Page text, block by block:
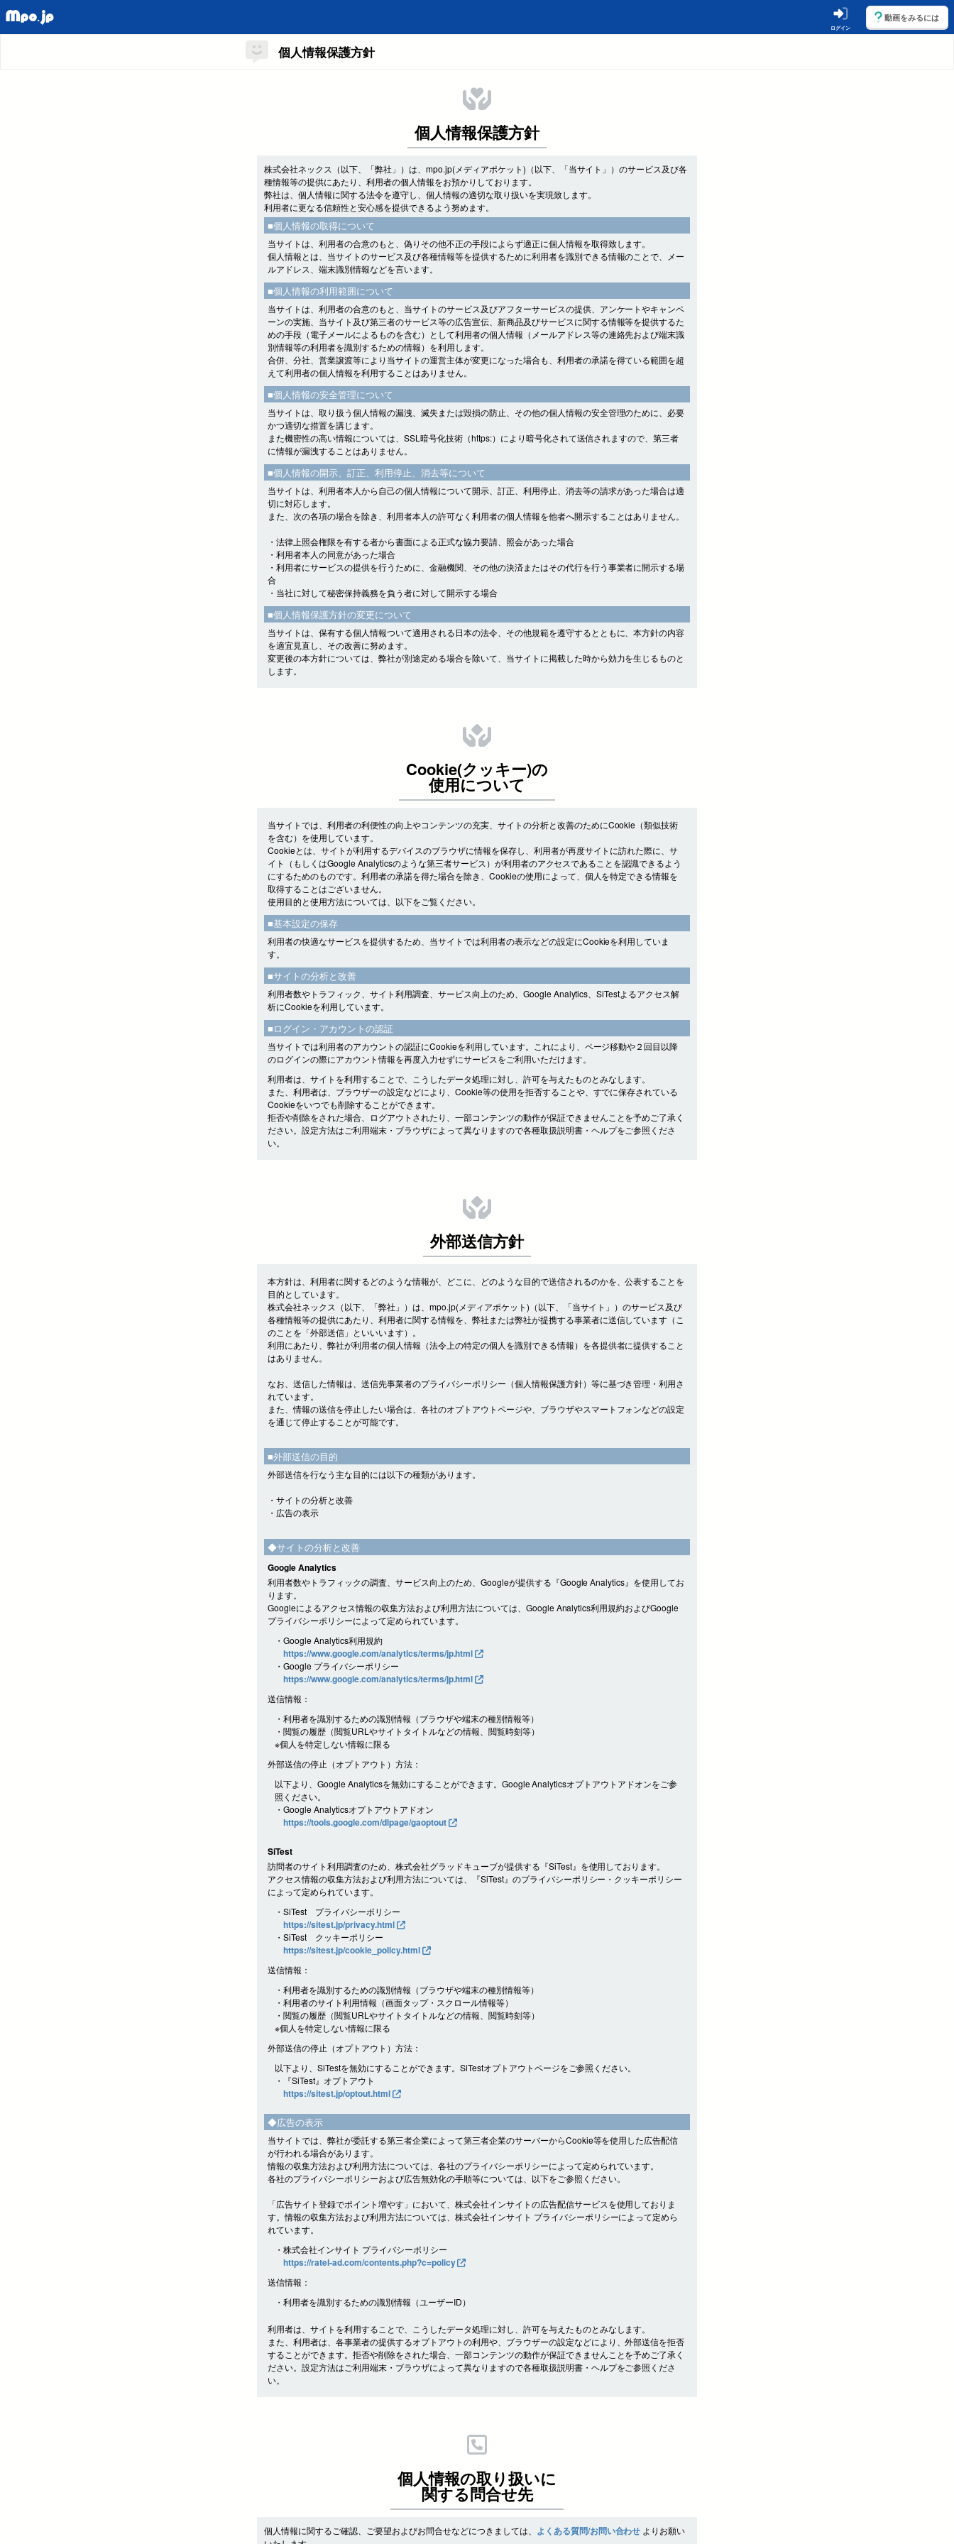
ログイン
動画をみるには
個人情報保護方針
個人情報保護方針
株式会社ネックス（以下、「弊社」）は、mpo.jp(メディアポケット)（以下、「当サイト」）のサービス及び各
種情報等の提供にあたり、利用者の個人情報をお預かりしております。
弊社は、個人情報に関する法令を遵守し、個人情報の適切な取り扱いを実現致します。
利用者に更なる信頼性と安心感を提供できるよう努めます。
■個人情報の取得について
当サイトは、利用者の合意のもと、偽りその他不正の手段によらず適正に個人情報を取得致します。
個人情報とは、当サイトのサービス及び各種情報等を提供するために利用者を識別できる情報のことで、メー
ルアドレス、端末識別情報などを言います。
■個人情報の利用範囲について
当サイトは、利用者の合意のもと、当サイトのサービス及びアフターサービスの提供、アンケートやキャンペ
ーンの実施、当サイト及び第三者のサービス等の広告宣伝、新商品及びサービスに関する情報等を提供するた
めの手段（電子メールによるものを含む）として利用者の個人情報（メールアドレス等の連絡先および端末識
別情報等の利用者を識別するための情報）を利用します。
合併、分社、営業譲渡等により当サイトの運営主体が変更になった場合も、利用者の承諾を得ている範囲を超
えて利用者の個人情報を利用することはありません。
■個人情報の安全管理について
当サイトは、取り扱う個人情報の漏洩、滅失または毀損の防止、その他の個人情報の安全管理のために、必要
かつ適切な措置を講じます。
また機密性の高い情報については、SSL暗号化技術（https:）により暗号化されて送信されますので、第三者
に情報が漏洩することはありません。
■個人情報の開示、訂正、利用停止、消去等について
当サイトは、利用者本人から自己の個人情報について開示、訂正、利用停止、消去等の請求があった場合は適
切に対応します。
また、次の各項の場合を除き、利用者本人の許可なく利用者の個人情報を他者へ開示することはありません。
・法律上照会権限を有する者から書面による正式な協力要請、照会があった場合
・利用者本人の同意があった場合
・利用者にサービスの提供を行うために、金融機関、その他の決済またはその代行を行う事業者に開示する場
合
・当社に対して秘密保持義務を負う者に対して開示する場合
■個人情報保護方針の変更について
当サイトは、保有する個人情報ついて適用される日本の法令、その他規範を遵守するとともに、本方針の内容
を適宜見直し、その改善に努めます。
変更後の本方針については、弊社が別途定める場合を除いて、当サイトに掲載した時から効力を生じるものと
します。
Cookie(クッキー)の
使用について
当サイトでは、利用者の利便性の向上やコンテンツの充実、サイトの分析と改善のためにCookie（類似技術
を含む）を使用しています。
Cookieとは、サイトが利用するデバイスのブラウザに情報を保存し、利用者が再度サイトに訪れた際に、サ
イト（もしくはGoogle Analyticsのような第三者サービス）が利用者のアクセスであることを認識できるよう
にするためのものです。利用者の承諾を得た場合を除き、Cookieの使用によって、個人を特定できる情報を
取得することはございません。
使用目的と使用方法については、以下をご覧ください。
■基本設定の保存
利用者の快適なサービスを提供するため、当サイトでは利用者の表示などの設定にCookieを利用していま
す。
■サイトの分析と改善
利用者数やトラフィック、サイト利用調査、サービス向上のため、Google Analytics、SiTestよるアクセス解
析にCookieを利用しています。
■ログイン・アカウントの認証
当サイトでは利用者のアカウントの認証にCookieを利用しています。これにより、ページ移動や２回目以降
のログインの際にアカウント情報を再度入力せずにサービスをご利用いただけます。
利用者は、サイトを利用することで、こうしたデータ処理に対し、許可を与えたものとみなします。
また、利用者は、ブラウザーの設定などにより、Cookie等の使用を拒否することや、すでに保存されている
Cookieをいつでも削除することができます。
拒否や削除をされた場合、ログアウトされたり、一部コンテンツの動作が保証できませんことを予めご了承く
ださい。設定方法はご利用端末・ブラウザによって異なりますので各種取扱説明書・ヘルプをご参照くださ
い。
外部送信方針
本方針は、利用者に関するどのような情報が、どこに、どのような目的で送信されるのかを、公表することを
目的としています。
株式会社ネックス（以下、「弊社」）は、mpo.jp(メディアポケット)（以下、「当サイト」）のサービス及び
各種情報等の提供にあたり、利用者に関する情報を、弊社または弊社が提携する事業者に送信しています（こ
のことを「外部送信」といいいます）。
利用にあたり、弊社が利用者の個人情報（法令上の特定の個人を識別できる情報）を各提供者に提供すること
はありません。
なお、送信した情報は、送信先事業者のプライバシーポリシー（個人情報保護方針）等に基づき管理・利用さ
れています。
また、情報の送信を停止したい場合は、各社のオプトアウトページや、ブラウザやスマートフォンなどの設定
を通じて停止することが可能です。
■外部送信の目的
外部送信を行なう主な目的には以下の種類があります。
・サイトの分析と改善
・広告の表示
◆サイトの分析と改善
Google Analytics
利用者数やトラフィックの調査、サービス向上のため、Googleが提供する『Google Analytics』を使用してお
ります。
Googleによるアクセス情報の収集方法および利用方法については、Google Analytics利用規約およびGoogle
プライバシーポリシーによって定められています。
・Google Analytics利用規約
https://www.google.com/analytics/terms/jp.html
・Google プライバシーポリシー
https://www.google.com/analytics/terms/jp.html
送信情報：
・利用者を識別するための識別情報（ブラウザや端末の種別情報等）
・閲覧の履歴（閲覧URLやサイトタイトルなどの情報、閲覧時刻等）
※個人を特定しない情報に限る
外部送信の停止（オプトアウト）方法：
以下より、Google Analyticsを無効にすることができます。Google Analyticsオプトアウトアドオンをご参
照ください。
・Google Analyticsオプトアウトアドオン
https://tools.google.com/dlpage/gaoptout
SiTest
訪問者のサイト利用調査のため、株式会社グラッドキューブが提供する『SiTest』を使用しております。
アクセス情報の収集方法および利用方法については、『SiTest』のプライバシーポリシー・クッキーポリシー
によって定められています。
・SiTest プライバシーポリシー
https://sitest.jp/privacy.html
・SiTest クッキーポリシー
https://sitest.jp/cookie_policy.html
送信情報：
・利用者を識別するための識別情報（ブラウザや端末の種別情報等）
・利用者のサイト利用情報（画面タップ・スクロール情報等）
・閲覧の履歴（閲覧URLやサイトタイトルなどの情報、閲覧時刻等）
※個人を特定しない情報に限る
外部送信の停止（オプトアウト）方法：
以下より、SiTestを無効にすることができます。SiTestオプトアウトページをご参照ください。
・『SiTest』オプトアウト
https://sitest.jp/optout.html
◆広告の表示
当サイトでは、弊社が委託する第三者企業によって第三者企業のサーバーからCookie等を使用した広告配信
が行われる場合があります。
情報の収集方法および利用方法については、各社のプライバシーポリシーによって定められています。
各社のプライバシーポリシーおよび広告無効化の手順等については、以下をご参照ください。
「広告サイト登録でポイント増やす」において、株式会社インサイトの広告配信サービスを使用しておりま
す。情報の収集方法および利用方法については、株式会社インサイト プライバシーポリシーによって定めら
れています。
・株式会社インサイト プライバシーポリシー
https://ratel-ad.com/contents.php?c=policy
送信情報：
・利用者を識別するための識別情報（ユーザーID）
利用者は、サイトを利用することで、こうしたデータ処理に対し、許可を与えたものとみなします。
また、利用者は、各事業者の提供するオプトアウトの利用や、ブラウザーの設定などにより、外部送信を拒否
することができます。拒否や削除をされた場合、一部コンテンツの動作が保証できませんことを予めご了承く
ださい。設定方法はご利用端末・ブラウザによって異なりますので各種取扱説明書・ヘルプをご参照くださ
い。
個人情報の取り扱いに
関する問合せ先
個人情報に関するご確認、ご要望およびお問合せなどにつきましては、 よくある質問/お問い合わせ よりお願い